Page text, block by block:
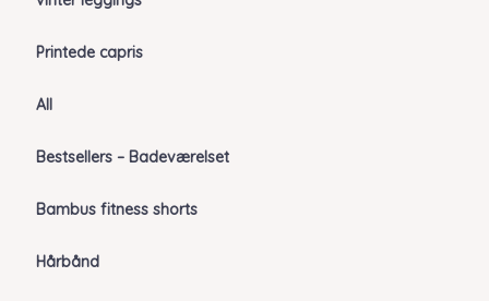
Printede capris
All
Bestsellers – Badeværelset
Bambus fitness shorts
Hårbånd